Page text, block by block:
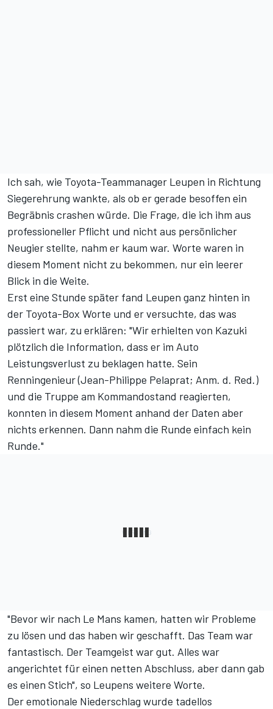
Ich sah, wie Toyota-Teammanager Leupen in Richtung
Siegerehrung wankte, als ob er gerade besoffen ein
Begräbnis crashen würde. Die Frage, die ich ihm aus
professioneller Pflicht und nicht aus persönlicher
Neugier stellte, nahm er kaum war. Worte waren in
diesem Moment nicht zu bekommen, nur ein leerer
Blick in die Weite.
Erst eine Stunde später fand Leupen ganz hinten in
der Toyota-Box Worte und er versuchte, das was
passiert war, zu erklären: "Wir erhielten von Kazuki
plötzlich die Information, dass er im Auto
Leistungsverlust zu beklagen hatte. Sein
Renningenieur (Jean-Philippe Pelaprat; Anm. d. Red.)
und die Truppe am Kommandostand reagierten,
konnten in diesem Moment anhand der Daten aber
nichts erkennen. Dann nahm die Runde einfach kein
Runde."
"Bevor wir nach Le Mans kamen, hatten wir Probleme
zu lösen und das haben wir geschafft. Das Team war
fantastisch. Der Teamgeist war gut. Alles war
angerichtet für einen netten Abschluss, aber dann gab
es einen Stich", so Leupens weitere Worte.
Der emotionale Niederschlag wurde tadellos